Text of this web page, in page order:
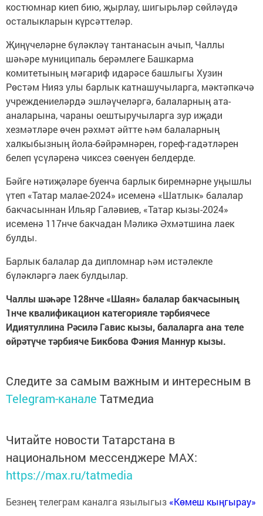
костюмнар киеп бию, җырлау, шигырьләр сөйләүдә
осталыкларын күрсәттеләр.
Җиңүчеләрне бүләкләү тантанасын ачып, Чаллы
шәһәре муниципаль берәмлеге Башкарма
комитетының мәгариф идарәсе башлыгы Хузин
Рөстәм Нияз улы барлык катнашучыларга, мәктәпкәчә
учреждениеләрдә эшләүчеләргә, балаларның ата-
аналарына, чараны оештыручыларга зур иҗади
хезмәтләре өчен рәхмәт әйтте һәм балаларның
халкыбызның йола-бәйрәмнәрен, гореф-гадәтләрен
белеп үсүләренә чиксез сөенүен белдерде.
Бәйге нәтиҗәләре буенча барлык биремнәрне уңышлы
үтеп «Татар малае-2024» исеменә «Шатлык» балалар
бакчасыннан Ильяр Галәвиев, «Татар кызы-2024»
исеменә 117нче бакчадан Мәликә Әхмәтшина лаек
булды.
Барлык балалар да дипломнар һәм истәлекле
бүләкләргә лаек булдылар.
Чаллы шәһәре 128нче «Шаян» балалар бакчасының
1нче квалификацион категорияле тәрбиячесе
Идиятуллина Рәсилә Гавис кызы, балаларга ана теле
өйрәтүче тәрбияче Бикбова Фәния Маннур кызы.
Следите за самым важным и интересным в
Telegram-канале Татмедиа
Читайте новости Татарстана в
национальном мессенджере MАХ:
https://max.ru/tatmedia
Безнең телеграм каналга язылыгыз «Көмеш кыңгырау»